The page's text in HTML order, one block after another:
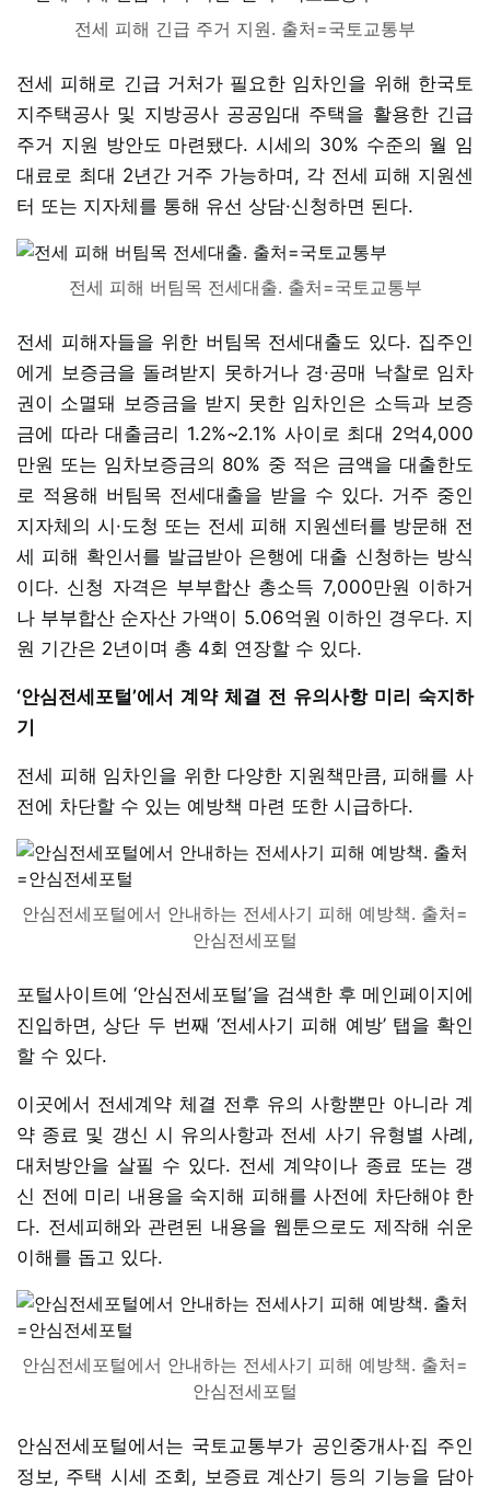
전세 피해 긴급 주거 지원. 출처=국토교통부
전세 피해로 긴급 거처가 필요한 임차인을 위해 한국토
지주택공사 및 지방공사 공공임대 주택을 활용한 긴급
주거 지원 방안도 마련됐다. 시세의 30% 수준의 월 임
대료로 최대 2년간 거주 가능하며, 각 전세 피해 지원센
터 또는 지자체를 통해 유선 상담·신청하면 된다.
전세 피해 버팀목 전세대출. 출처=국토교통부
전세 피해자들을 위한 버팀목 전세대출도 있다. 집주인
에게 보증금을 돌려받지 못하거나 경·공매 낙찰로 임차
권이 소멸돼 보증금을 받지 못한 임차인은 소득과 보증
금에 따라 대출금리 1.2%~2.1% 사이로 최대 2억4,000
만원 또는 임차보증금의 80% 중 적은 금액을 대출한도
로 적용해 버팀목 전세대출을 받을 수 있다. 거주 중인
지자체의 시·도청 또는 전세 피해 지원센터를 방문해 전
세 피해 확인서를 발급받아 은행에 대출 신청하는 방식
이다. 신청 자격은 부부합산 총소득 7,000만원 이하거
나 부부합산 순자산 가액이 5.06억원 이하인 경우다. 지
원 기간은 2년이며 총 4회 연장할 수 있다.
‘안심전세포털’에서 계약 체결 전 유의사항 미리 숙지하
기
전세 피해 임차인을 위한 다양한 지원책만큼, 피해를 사
전에 차단할 수 있는 예방책 마련 또한 시급하다.
안심전세포털에서 안내하는 전세사기 피해 예방책. 출처=
안심전세포털
포털사이트에 ‘안심전세포털’을 검색한 후 메인페이지에
진입하면, 상단 두 번째 ‘전세사기 피해 예방’ 탭을 확인
할 수 있다.
이곳에서 전세계약 체결 전후 유의 사항뿐만 아니라 계
약 종료 및 갱신 시 유의사항과 전세 사기 유형별 사례,
대처방안을 살필 수 있다. 전세 계약이나 종료 또는 갱
신 전에 미리 내용을 숙지해 피해를 사전에 차단해야 한
다. 전세피해와 관련된 내용을 웹툰으로도 제작해 쉬운
이해를 돕고 있다.
안심전세포털에서 안내하는 전세사기 피해 예방책. 출처=
안심전세포털
안심전세포털에서는 국토교통부가 공인중개사·집 주인
정보, 주택 시세 조회, 보증료 계산기 등의 기능을 담아